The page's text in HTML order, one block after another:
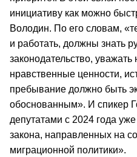
инициативу как можно
Володин. По его словам,
и работать, должны знать
законодательство,
нравственные ценности,
пребывание должно быть
обоснованным». И спикер
депутатами с 2024 года
закона, направленных на
миграционной политики».